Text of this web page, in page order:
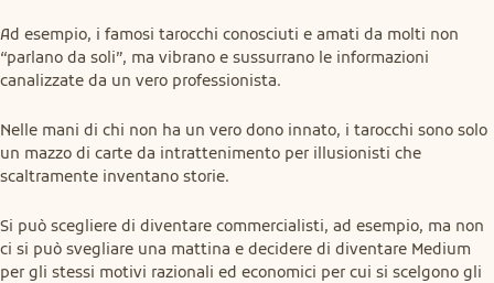
Ad esempio, i famosi tarocchi conosciuti e amati da molti non
“parlano da soli”, ma vibrano e sussurrano le informazioni
canalizzate da un vero professionista.
Nelle mani di chi non ha un vero dono innato, i tarocchi sono solo
un mazzo di carte da intrattenimento per illusionisti che
scaltramente inventano storie.
Si può scegliere di diventare commercialisti, ad esempio, ma non
ci si può svegliare una mattina e decidere di diventare Medium
per gli stessi motivi razionali ed economici per cui si scelgono gli